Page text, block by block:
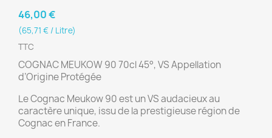
46,00 €
(65,71 € / Litre)
TTC
COGNAC MEUKOW 90 70cl 45°, VS Appellation
d’Origine Protégée
Le Cognac Meukow 90 est un VS audacieux au
caractère unique, issu de la prestigieuse région de
Cognac en France.